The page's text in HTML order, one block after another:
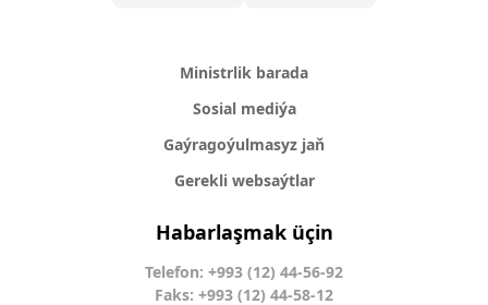
Ministrlik barada
Sosial mediýa
Gaýragoýulmasyz jaň
Gerekli websaýtlar
Habarlaşmak üçin
Telefon: +993 (12) 44-56-92
Faks: +993 (12) 44-58-12